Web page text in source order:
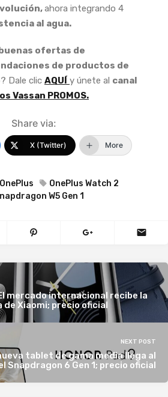
ahora integrando 4
al agua.
buenas ofertas de
de productos de
? Dale clic AQUÍ y únete al canal
Vassan PROMOS.
Share via:
X (Twitter) More
OnePlus
OnePlus Watch 2
W5 Gen 1
mercado internacional recibe la
de Xiaomi; precio oficial
NEXT POST
tablet de gama media llega al
Snapdragon 6 Gen 1; precio oficial